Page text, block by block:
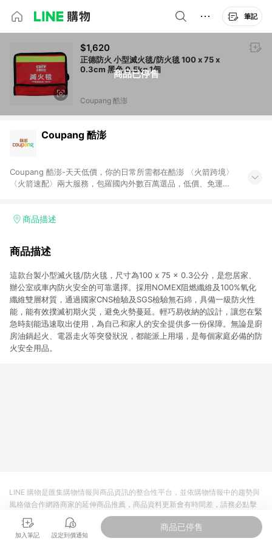
筆記
商品已停售
$1,620
正德防火 小型滅火毯/防火毯 100 x 75 x
0.3cm 黑色 0.5kg 1個
Coupang 酷澎
Coupang 酷澎
Coupang 酷澎-天天低價，你的日常所需都在酷澎 〈火箭跨境〉
〈火箭速配〉兩大服務，包羅國內外數百萬選品，低價、免運，
加入WOW會員告別湊免運，火箭速配、火箭跨境優質選品不限金
商品描述
商品描述
這款台製小型滅火毯/防火毯，尺寸為100 x 75 x 0.3公分，是您居家、
辦公室或車內防火安全的可靠選擇。採用NOMEX阻燃纖維及100%氧化
纖維雙層材質，通過國家CNS檢驗及SGS檢驗無石綿，具備一級防火性
能，能有效撲滅初期火災，避免火勢蔓延。輕巧易收納的設計，讓您在緊
急時刻能迅速取出使用，為自己和家人的安全提供多一份保障。無論是廚
房油鍋起火、電器走火等突發狀況，都能派上用場，是每個家庭必備的防
火安全用品。
加入筆記 設定到價通知
商品已停售
LINE 購物是匯集購物情報與商品資訊的整合性平台，並依購物情報中的趨勢與
風格做合作網路商家的延伸商品推薦，商品資料更新會有時間差，請務必點擊
商品至各合作網路商家，確認現售價與購物條件，一切資訊以合作廠商網頁為
準。